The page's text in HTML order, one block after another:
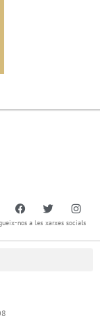
nos a les xarxes socials